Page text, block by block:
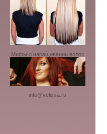
Мифы о наращивании волос
info@velissa.ru